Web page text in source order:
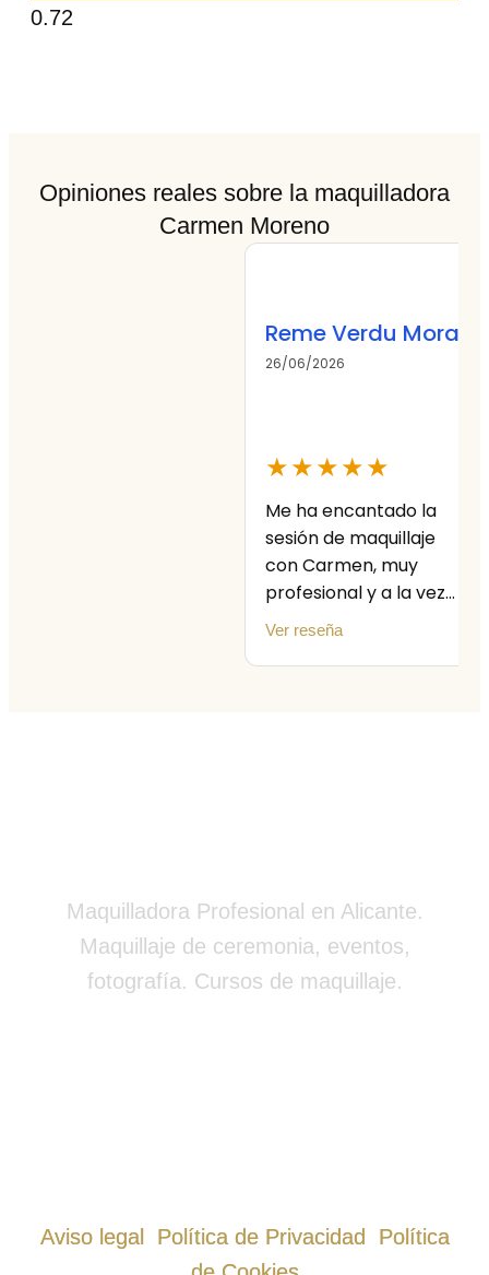
Opiniones reales sobre la maquilladora
Carmen Moreno
Reme Verdu Mora
26/06/2026
★★★★★
Me ha encantado la
sesión de maquillaje
con Carmen, muy
profesional y a la vez
muy cercana,.se
conocimientos y
Ver reseña
Maquilladora Profesional en Alicante.
Maquillaje de ceremonia, eventos,
fotografía. Cursos de maquillaje.
Aviso legal Política de Privacidad
Política